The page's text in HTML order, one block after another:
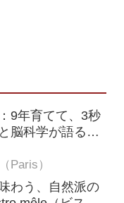
9年育てて、3秒
脳科学が語る栓
Paris）
わう、自然派の